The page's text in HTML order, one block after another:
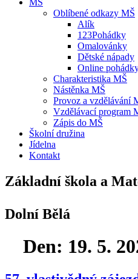
MŠ
Oblíbené odkazy MŠ
Alík
123Pohádky
Omalovánky
Dětské nápady
Online
Charakteristika MŠ
Nástěnka MŠ
Provoz a vzdělávání
Vzdělávací program
Zápis do MŠ
Školní družina
Jídelna
Kontakt
Základní škola a
Dolní Bělá
Den: 19. 5.